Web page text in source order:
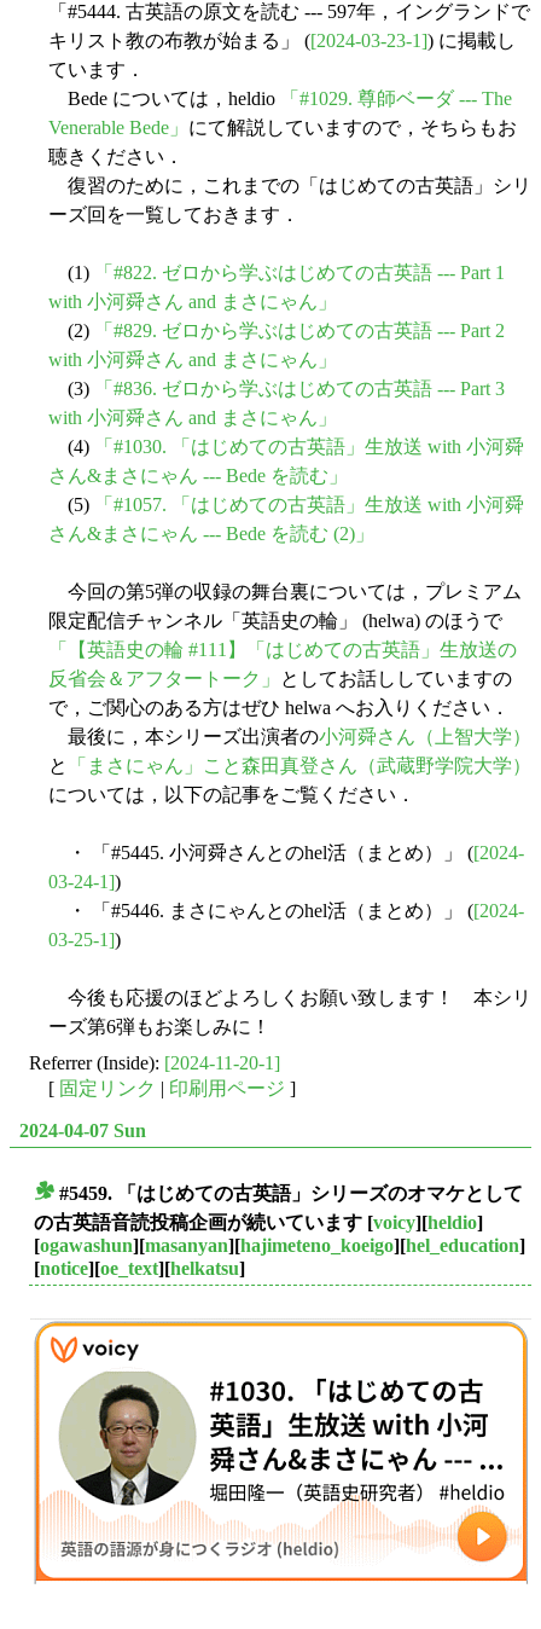
「#5444. 古英語の原文を読む --- 597年，イングランドで
キリスト教の布教が始まる」 ([2024-03-23-1]) に掲載し
ています．
Bede については，heldio
「#1029. 尊師ベーダ --- The
Venerable Bede」 にて解説していますので，そちらもお
聴きください．
復習のために，これまでの「はじめての古英語」シリ
ーズ回を一覧しておきます．
(1)
「#822. ゼロから学ぶはじめての古英語 --- Part 1
with 小河舜さん and まさにゃん」
(2)
「#829. ゼロから学ぶはじめての古英語 --- Part 2
with 小河舜さん and まさにゃん」
(3)
「#836. ゼロから学ぶはじめての古英語 --- Part 3
with 小河舜さん and まさにゃん」
(4)
「#1030. 「はじめての古英語」生放送 with 小河舜
さん&まさにゃん --- Bede を読む」
(5)
「#1057. 「はじめての古英語」生放送 with 小河舜
さん&まさにゃん --- Bede を読む (2)」
今回の第5弾の収録の舞台裏については，プレミアム
限定配信チャンネル「英語史の輪」 (helwa) のほうで
「【英語史の輪 #111】「はじめての古英語」生放送の
反省会＆アフタートーク」
としてお話ししていますの
で，ご関心のある方はぜひ helwa へお入りください．
最後に，本シリーズ出演者の小河舜さん（上智大学）
と
「まさにゃん」こと森田真登さん（武蔵野学院大学）
については，以下の記事をご覧ください．
・ 「#5445. 小河舜さんとのhel活（まとめ）」 ([2024-
03-24-1])
・ 「#5446. まさにゃんとのhel活（まとめ）」 ([2024-
03-25-1])
今後も応援のほどよろしくお願い致します！ 本シリ
ーズ第6弾もお楽しみに！
Referrer (Inside): [2024-11-20-1]
[ 固定リンク 印刷用ページ ]
2024-04-07 Sun
#5459. 「はじめての古英語」シリーズのオマケとして
の古英語音読投稿企画が続いています [voicy][heldio]
[ogawashun][masanyan][hajimeteno_koeigo][hel_education]
[notice][oe_text][helkatsu]